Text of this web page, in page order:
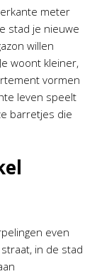
meter
stad je nieuwe
willen
woont kleiner,
vormen
leven speelt
barretjes die
even
in de stad